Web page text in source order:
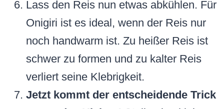
Lass den Reis nun etwas abkühlen. Für
Onigiri ist es ideal, wenn der Reis nur
noch handwarm ist. Zu heißer Reis ist
schwer zu formen und zu kalter Reis
verliert seine Klebrigkeit.
Jetzt kommt der entscheidende Trick